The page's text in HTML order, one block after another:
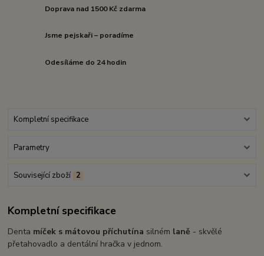
Doprava nad 1500 Kč zdarma
Jsme pejskaři – poradíme
Odesíláme do 24 hodin
Kompletní specifikace
Parametry
Související zboží 2
Kompletní specifikace
Denta míček s mátovou příchutína silném laně - skvělé
přetahovadlo a dentální hračka v jednom.